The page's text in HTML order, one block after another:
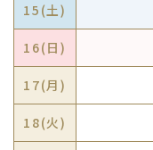
15(土)
16( 日 )
17(月 )
18(火)